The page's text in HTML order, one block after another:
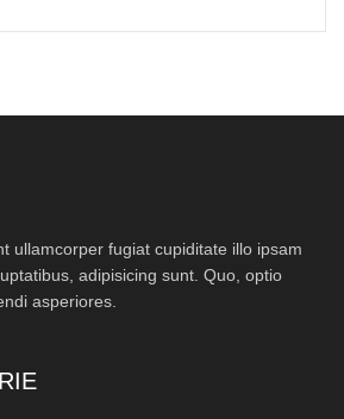
ullamcorper fugiat cupiditate illo ipsam
adipisicing sunt. Quo, optio
asperiores.